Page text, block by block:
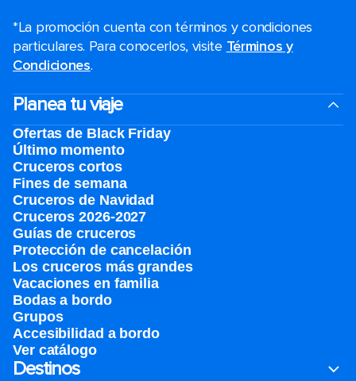
*La promoción cuenta con términos y condiciones
particulares. Para conocerlos, visite Términos y
Condiciones.
Planea tu viaje
Ofertas de Black Friday
Último momento
Cruceros cortos
Fines de semana
Cruceros de Navidad
Cruceros 2026-2027
Guías de cruceros
Protección de cancelación
Los cruceros más grandes
Vacaciones en familia
Bodas a bordo
Grupos
Accesibilidad a bordo
Ver catálogo
Destinos